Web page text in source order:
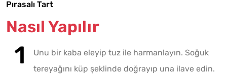
Pırasalı Tart
Nasıl Yapılır
Unu bir kaba eleyip tuz ile harmanlayın. Soğuk
tereyağını küp şeklinde doğrayıp una ilave edin.